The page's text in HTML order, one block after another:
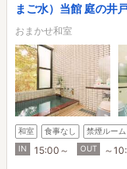
まご水）当館 庭の井
おまかせ和室
和室 食事なし
禁煙ルーム
IN
15:00～ OUT ～